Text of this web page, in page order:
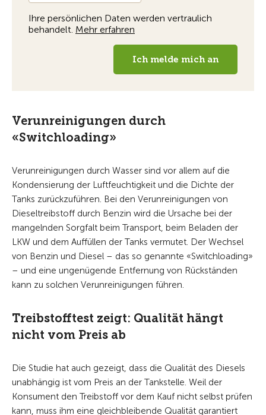
Verunreinigungen durch
«Switchloading»
Verunreinigungen durch Wasser sind vor allem auf die
Kondensierung der Luftfeuchtigkeit und die Dichte der
Tanks zurückzuführen. Bei den Verunreinigungen von
Dieseltreibstoff durch Benzin wird die Ursache bei der
mangelnden Sorgfalt beim Transport, beim Beladen der
LKW und dem Auffüllen der Tanks vermutet. Der Wechsel
von Benzin und Diesel – das so genannte «Switchloading»
– und eine ungenügende Entfernung von Rückständen
kann zu solchen Verunreinigungen führen.
Treibstofftest zeigt: Qualität hängt
nicht vom Preis ab
Die Studie hat auch gezeigt, dass die Qualität des Diesels
unabhängig ist vom Preis an der Tankstelle. Weil der
Konsument den Treibstoff vor dem Kauf nicht selbst prüfen
kann, muss ihm eine gleichbleibende Qualität garantiert